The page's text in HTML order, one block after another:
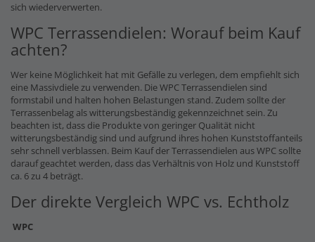
sich wiederverwerten.
WPC Terrassendielen: Worauf beim Kauf
achten?
Wer keine Möglichkeit hat mit Gefälle zu verlegen, dem empfiehlt sich
eine Massivdiele zu verwenden. Die WPC Terrassendielen sind
formstabil und halten hohen Belastungen stand. Zudem sollte der
Terrassenbelag als witterungsbeständig gekennzeichnet sein. Zu
beachten ist, dass die Produkte von geringer Qualität nicht
witterungsbeständig sind und aufgrund ihres hohen Kunststoffanteils
sehr schnell verblassen. Beim Kauf der Terrassendielen aus WPC sollte
darauf geachtet werden, dass das Verhältnis von Holz und Kunststoff
ca. 6 zu 4 beträgt.
Der direkte Vergleich WPC vs. Echtholz
WPC